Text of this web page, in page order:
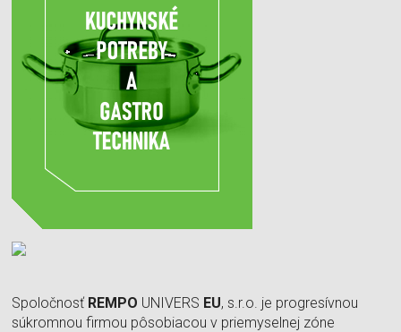
Spoločnosť REMPO UNIVERS EU, s.r.o. je progresívnou
súkromnou firmou pôsobiacou v priemyselnej zóne